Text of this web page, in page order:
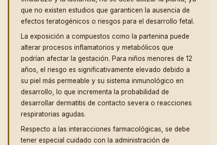
que no existen estudios que garanticen la ausencia de
efectos teratogénicos o riesgos para el desarrollo fetal.
La exposición a compuestos como la partenina puede
alterar procesos inflamatorios y metabólicos que
podrían afectar la gestación. Para niños menores de 12
años, el riesgo es significativamente elevado debido a
su piel más permeable y su sistema inmunológico en
desarrollo, lo que incrementa la probabilidad de
desarrollar dermatitis de contacto severa o reacciones
respiratorias agudas.
Respecto a las interacciones farmacológicas, se debe
tener especial cuidado con la administración de